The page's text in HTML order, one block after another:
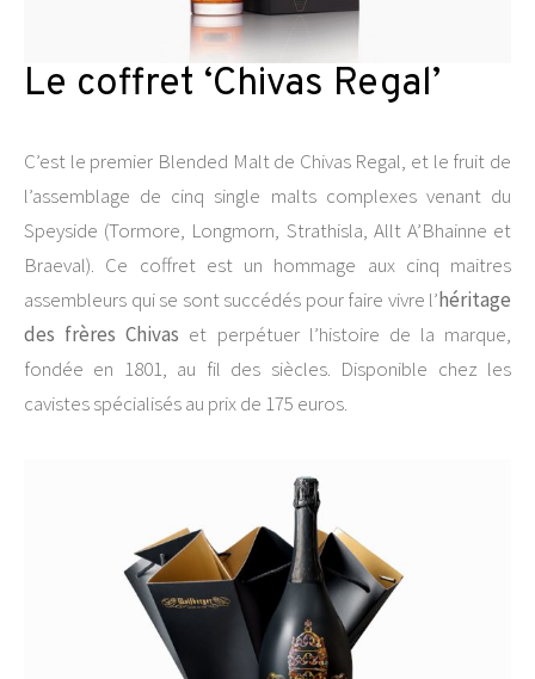
Le coffret ‘Chivas Regal’
C’est le premier Blended Malt de Chivas Regal, et le fruit de
l’assemblage de cinq single malts complexes venant du
Speyside (Tormore, Longmorn, Strathisla, Allt A’Bhainne et
Braeval). Ce coffret est un hommage aux cinq maitres
assembleurs qui se sont succédés pour faire vivre l’héritage
des frères Chivas et perpétuer l’histoire de la marque,
fondée en 1801, au fil des siècles. Disponible chez les
cavistes spécialisés au prix de 175 euros.